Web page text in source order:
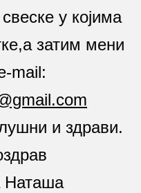
у којима
затим мени
mail:
и здрави.
Наташа